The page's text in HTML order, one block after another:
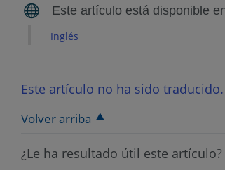
Inglés
Este artículo no ha sido
Volver arriba
¿Le ha resultado útil este artículo?